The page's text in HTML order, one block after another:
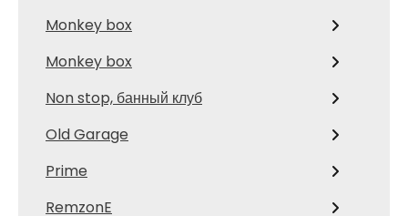
Monkey box
Monkey box
Non stop, банный клуб
Old Garage
Prime
RemzonE